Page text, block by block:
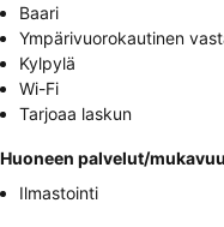
Baari
Ympärivuorokautinen
Kylpylä
Wi-Fi
Tarjoaa laskun
Huoneen palvelut/
Ilmastointi